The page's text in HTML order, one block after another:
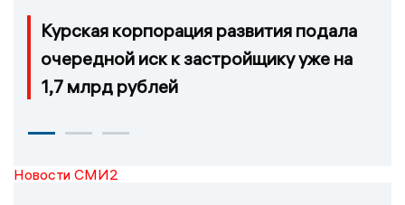
Курская корпорация развития подала
очередной иск к застройщику уже на
1,7 млрд рублей
Новости СМИ2